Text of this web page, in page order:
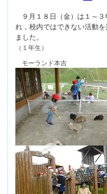
９月１８日（金）は１～
れ，校内ではできない活動
ました。
（１年生）
モーランド本吉